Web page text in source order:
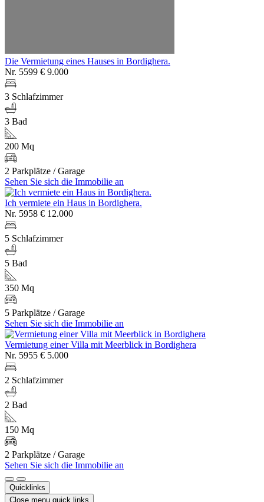
Die Vermietung eines Hauses in Bordighera.
Nr. 5599 € 9.000
3 Schlafzimmer
3 Bad
200 Mq
2 Parkplätze / Garage
Sehen Sie sich die Immobilie an
Ich vermiete ein Haus in Bordighera.
Nr. 5958 € 12.000
5 Schlafzimmer
5 Bad
350 Mq
5 Parkplätze / Garage
Sehen Sie sich die Immobilie an
Vermietung einer Villa mit Meerblick in Bordighera
Nr. 5955 € 5.000
2 Schlafzimmer
2 Bad
150 Mq
2 Parkplätze / Garage
Sehen Sie sich die Immobilie an
Quicklinks
Close menu quick links